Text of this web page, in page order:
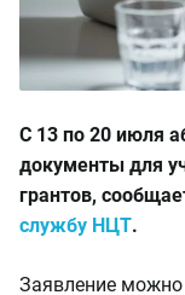
С 13 по 20 июля
документы для
грантов,
службу НЦТ.
Заявление можно